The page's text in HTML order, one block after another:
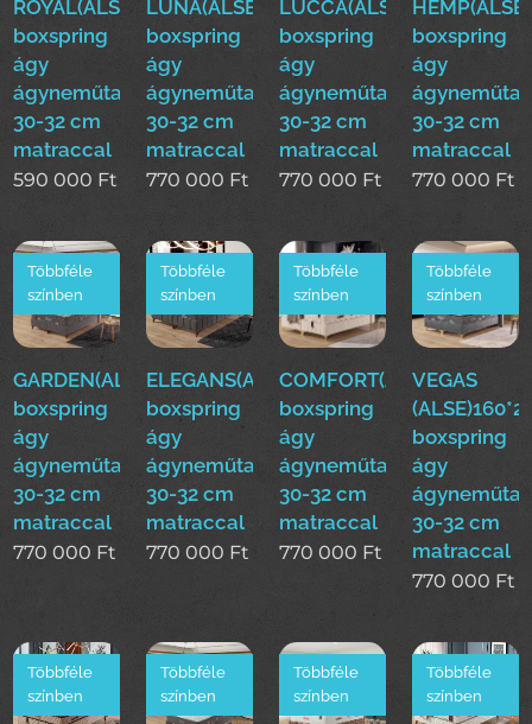
ROYAL(ALS)160*200cm
boxspring
ágy
ágyneműtartóval
30-32 cm
matraccal
590 000 Ft
LUNA(ALSE)160*200cm
boxspring
ágy
ágyneműtartóval
30-32 cm
matraccal
770 000 Ft
LUCCA(ALSE)160*200cm
boxspring
ágy
ágyneműtartóval
30-32 cm
matraccal
770 000 Ft
boxspring
ágy
30-32 cm
matraccal
770 000 Ft
GARDEN(ALSE)160*200cm
boxspring
ágy
ágyneműtartóval
30-32 cm
matraccal
Többféle
színben
770 000 Ft
ELEGANS(ALSE)160*200cm
boxspring
ágy
ágyneműtartóval
30-32 cm
matraccal
Többféle
színben
770 000 Ft
boxspring
ágy
ágyneműtartóval
30-32 cm
matraccal
Többféle
színben
770 000 Ft
VEGAS
boxspring
ágy
30-32 cm
matraccal
Többféle
színben
770 000 Ft
Többféle
színben
Többféle
színben
Többféle
színben
Többféle
színben